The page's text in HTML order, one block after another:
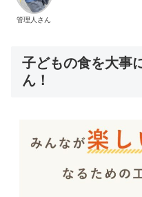
管理人さん
子どもの食を大事
ん！